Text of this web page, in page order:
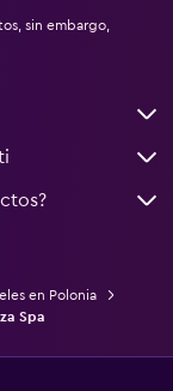
sin embargo,
en Polonia
Spa